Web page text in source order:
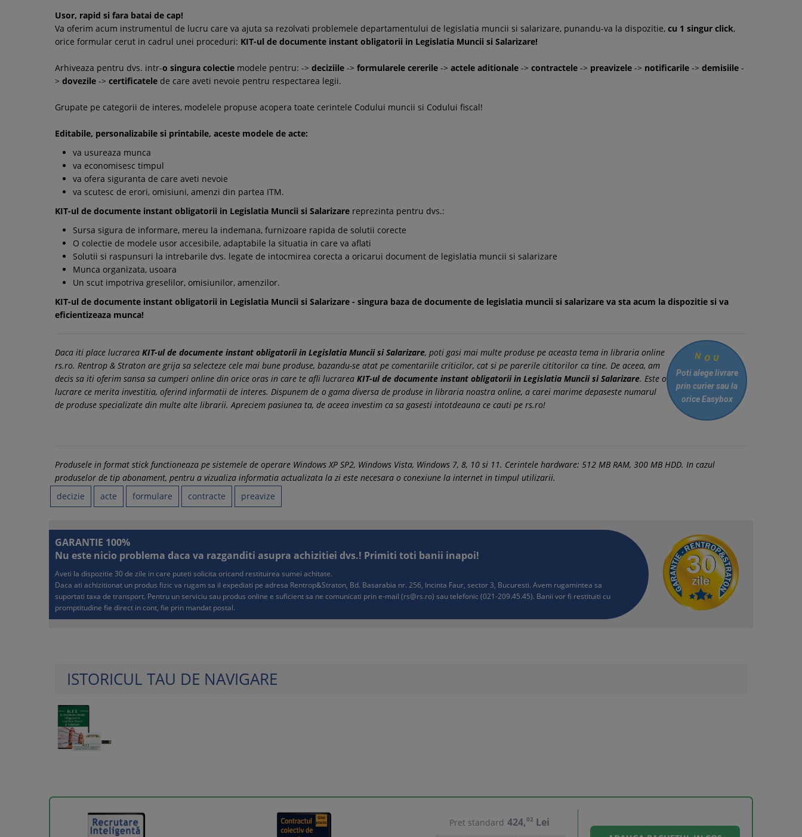
Usor, rapid si fara batai de cap!
Va oferim acum instrumentul de lucru care va ajuta sa rezolvati problemele departamentului de legislatia muncii si salarizare, punandu-va la dispozitie, cu 1 singur click,
orice formular cerut in cadrul unei proceduri: KIT-ul de documente instant obligatorii in Legislatia Muncii si Salarizare!
Arhiveaza pentru dvs. intr-o singura colectie modele pentru: -> deciziile -> formularele cererile -> actele aditionale -> contractele -> preavizele -> notificarile -> demisiile -
> dovezile -> certificatele de care aveti nevoie pentru respectarea legii.
Grupate pe categorii de interes, modelele propuse acopera toate cerintele Codului muncii si Codului fiscal!
Editabile, personalizabile si printabile, aceste modele de acte:
va usureaza munca
va economisesc timpul
va ofera siguranta de care aveti nevoie
va scutesc de erori, omisiuni, amenzi din partea ITM.
KIT-ul de documente instant obligatorii in Legislatia Muncii si Salarizare reprezinta pentru dvs.:
Sursa sigura de informare, mereu la indemana, furnizoare rapida de solutii corecte
O colectie de modele usor accesibile, adaptabile la situatia in care va aflati
Solutii si raspunsuri la intrebarile dvs. legate de intocmirea corecta a oricarui document de legislatia muncii si salarizare
Munca organizata, usoara
Un scut impotriva greselilor, omisiunilor, amenzilor.
KIT-ul de documente instant obligatorii in Legislatia Muncii si Salarizare - singura baza de documente de legislatia muncii si salarizare va sta acum la dispozitie si va
eficientizeaza munca!
Daca iti place lucrarea KIT-ul de documente instant obligatorii in Legislatia Muncii si Salarizare, poti gasi mai multe produse pe aceasta tema in libraria online
rs.ro. Rentrop & Straton are grija sa selecteze cele mai bune produse, bazandu-se atat pe comentariile criticilor, cat si pe parerile cititorilor ca tine. De aceea, am
decis sa iti oferim sansa sa cumperi online din orice oras in care te afli lucrarea KIT-ul de documente instant obligatorii in Legislatia Muncii si Salarizare. Este o
lucrare ce merita investitia, oferind informatii de interes. Dispunem de o gama diversa de produse in libraria noastra online, a carei marime depaseste numarul
de produse specializate din multe alte librarii. Apreciem pasiunea ta, de aceea investim ca sa gasesti intotdeauna ce cauti pe rs.ro!
N U
Poti alege livrare
prin curiersau la
orice Easybox
Produsele in format stick functioneaza pe sistemele de operare Windows XP SP2, Windows Vista, Windows 7, 8, 10 si 11. Cerintele hardware: 512 MB RAM, 300 MB HDD. In cazul
produselor de tip abonament, pentru a vizualiza informatia actualizata la zi este necesara o conexiune la internet in timpul utilizarii.
decizie
acte formulare contracte preavize
GARANTIE 100%
Nu este nicio problema daca va razganditi asupra achizitiei dvs.! Primiti toti banii inapoi!
Aveti la dispozitie 30 de zile in care puteti solicita oricand restituirea sumei achitate.
Daca ati achizitionat un produs fizic va rugam sa il expediati pe adresa Rentrop&Straton, Bd. Basarabia nr. 256, Incinta Faur, sector 3, Bucuresti. Avem rugamintea sa
suportati taxa de transport. Pentru un serviciu sau produs online e suficient sa ne comunicati prin e-mail (rs@rs.ro) sau telefonic (021-209.45.45). Banii vor fi restituiti cu
promptitudine fie direct in cont, fie prin mandat postal.
ISTORICUL TAU DE NAVIGARE
Pret standard 424,02 Lei